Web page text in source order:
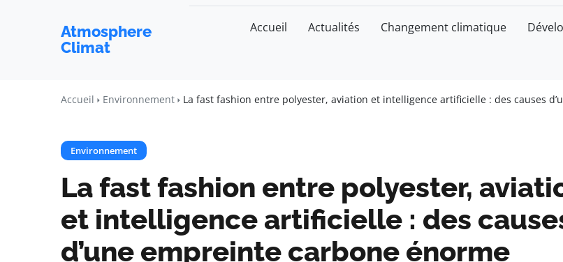
Atmosphere
Climat
Accueil Actualités Changement climatique
Accueil Environnement La fast fashion entre polyester, aviation et intelligence artificielle : des causes
Environnement
La fast fashion entre polyester,
et intelligence artificielle : des
d’une empreinte carbone énorme